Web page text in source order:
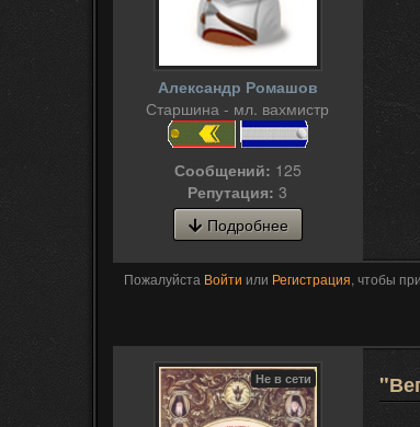
Александр Ромашов
Старшина - мл. вахмистр
Сообщений: 125
Репутация: 3
Подробнее
Пожалуйста Войти или Регистрация, чтобы
Не в сети